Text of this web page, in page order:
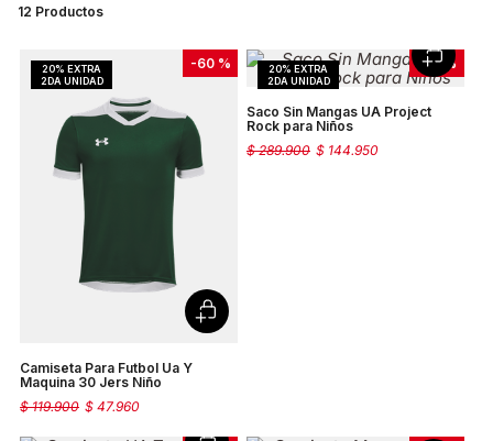
12 Productos
-60 %
Camiseta Para Futbol Ua Y
Maquina 30 Jers Niño
$ 47.960
$ 119.900
-50 %
Saco Sin Mangas UA Project
Rock para Niños
$ 144.950
$ 289.900